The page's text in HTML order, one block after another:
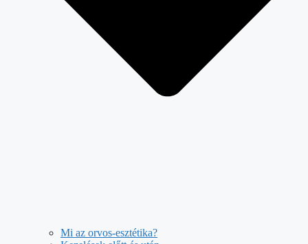
Mi az orvos-esztétika?